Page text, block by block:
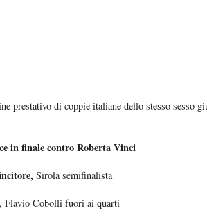
di coppie italiane dello stesso sesso
in finale contro Roberta Vinci
Sirola semifinalista
, Flavio Cobolli fuori ai quarti